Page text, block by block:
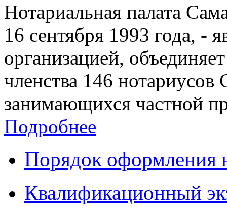
Нотариальная палата
16 сентября 1993 года, -
организацией,
членства 146 нотариусов
занимающихся частной
Подробнее
Порядок оформления
Квалификационный